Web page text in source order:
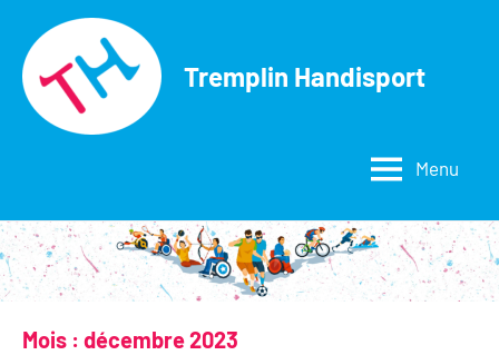
contenu
Tremplin Handisport
Menu
Mois : décembre 2023